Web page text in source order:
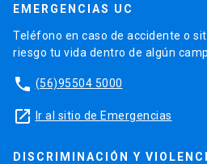
EMERGENCIAS UC
Teléfono en caso de accidente o
riesgo tu vida dentro de algún
phone (56)95504 5000
launch Ir al sitio de Emergencias
DISCRIMINACIÓN Y